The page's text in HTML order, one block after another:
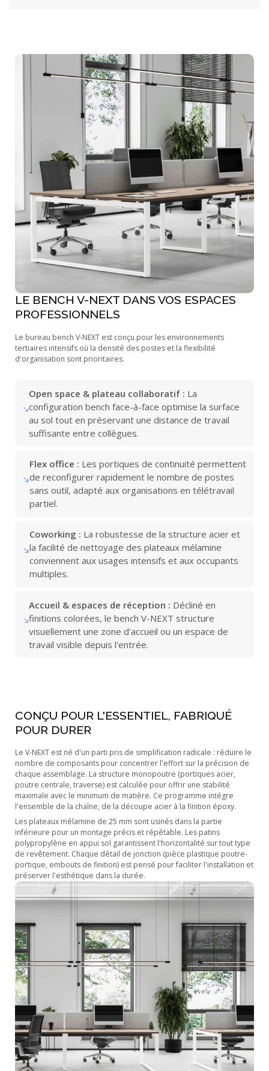
LE BENCH V-NEXT DANS VOS ESPACES
PROFESSIONNELS
Le bureau bench V-NEXT est conçu pour les environnements
tertiaires intensifs où la densité des postes et la flexibilité
d'organisation sont prioritaires.
Open space & plateau collaboratif : La
configuration bench face-à-face optimise la surface
au sol tout en préservant une distance de travail
suffisante entre collègues.
Flex office : Les portiques de continuité permettent
de reconfigurer rapidement le nombre de postes
sans outil, adapté aux organisations en télétravail
partiel.
Coworking : La robustesse de la structure acier et
la facilité de nettoyage des plateaux mélamine
conviennent aux usages intensifs et aux occupants
multiples.
Accueil & espaces de réception : Décliné en
finitions colorées, le bench V-NEXT structure
visuellement une zone d'accueil ou un espace de
travail visible depuis l'entrée.
CONÇU POUR L'ESSENTIEL, FABRIQUÉ
POUR DURER
Le V-NEXT est né d'un parti pris de simplification radicale : réduire le
nombre de composants pour concentrer l'effort sur la précision de
chaque assemblage. La structure monopoutre (portiques acier,
poutre centrale, traverse) est calculée pour offrir une stabilité
maximale avec le minimum de matière. Ce programme intégre
l'ensemble de la chaîne, de la découpe acier à la finition époxy.
Les plateaux mélamine de 25 mm sont usinés dans la partie
inférieure pour un montage précis et répétable. Les patins
polypropylène en appui sol garantissent l'horizontalité sur tout type
de revêtement. Chaque détail de jonction (pièce plastique poutre-
portique, embouts de finition) est pensé pour faciliter l'installation et
préserver l'esthétique dans la durée.